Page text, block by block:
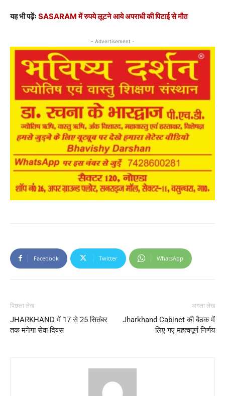
यह भी पढ़ेंः SASARAM में रुपये लूटने आये अपराधी की पिटाई से मौत
- Advertisement -
Facebook Twitter WhatsApp
पिछला लेख
JHARKHAND में 17 से 25 सितंबर
तक मनेगा सेवा दिवस
अगला लेख
Jharkhand Cabinet की बैठक में
लिए गए महत्वपूर्ण निर्णय